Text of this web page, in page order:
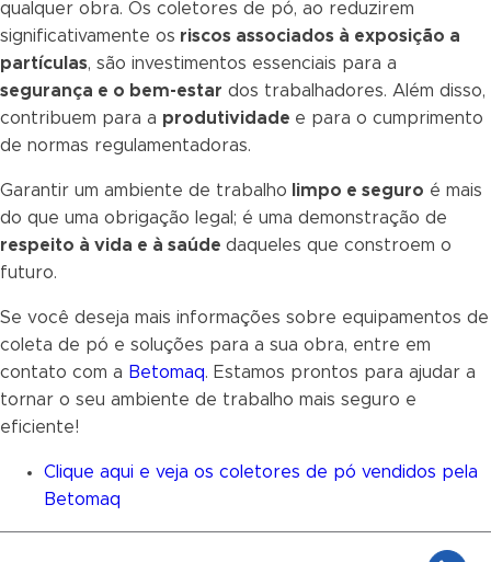
qualquer obra. Os coletores de pó, ao reduzirem
significativamente os riscos associados à exposição a
partículas, são investimentos essenciais para a
segurança e o bem-estar dos trabalhadores. Além disso,
contribuem para a produtividade e para o cumprimento
de normas regulamentadoras.
Garantir um ambiente de trabalho limpo e seguro é mais
do que uma obrigação legal; é uma demonstração de
respeito à vida e à saúde daqueles que constroem o
futuro.
Se você deseja mais informações sobre equipamentos de
coleta de pó e soluções para a sua obra, entre em
contato com a Betomaq. Estamos prontos para ajudar a
tornar o seu ambiente de trabalho mais seguro e
eficiente!
Clique aqui e veja os coletores de pó vendidos pela
Betomaq